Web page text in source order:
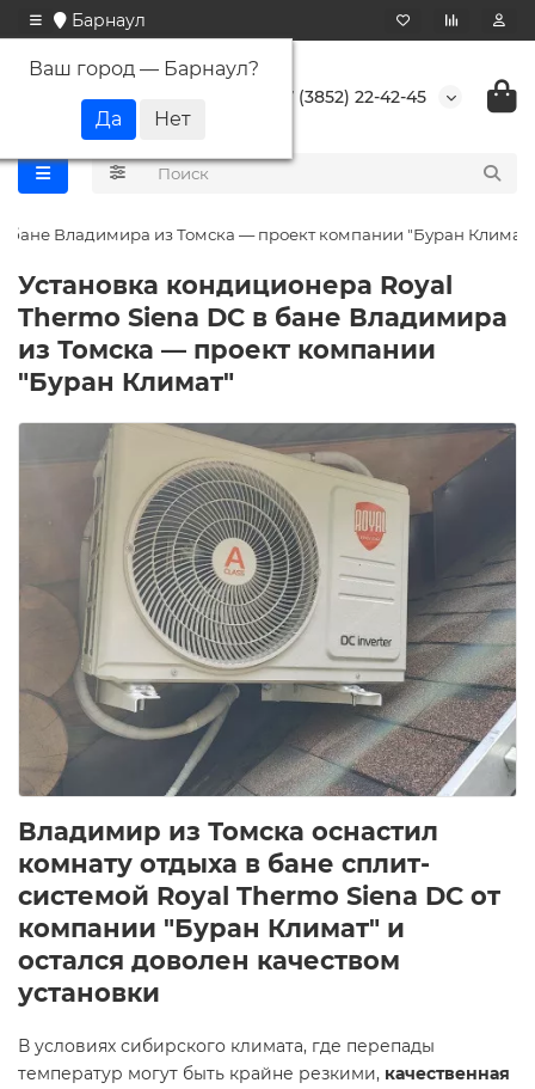
Барнаул
Ваш город — Барнаул?
+7 (3852) 22-42-45
бане Владимира из Томска — проект компании "Буран Климат"
Установка кондиционера Royal
Thermo Siena DC в бане Владимира
из Томска — проект компании
"Буран Климат"
Владимир из Томска оснастил
комнату отдыха в бане сплит-
системой Royal Thermo Siena DC от
компании "Буран Климат" и
остался доволен качеством
установки
В условиях сибирского климата, где перепады
температур могут быть крайне резкими, качественная